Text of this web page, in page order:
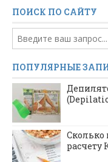
ПОИСК ПО САЙТУ
ПОПУЛЯРНЫЕ
Сколько